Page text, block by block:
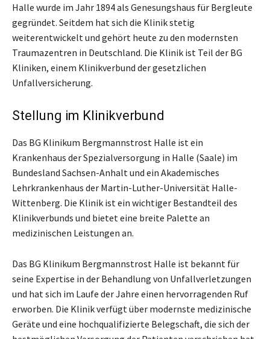
Halle wurde im Jahr 1894 als Genesungshaus für Bergleute
gegründet. Seitdem hat sich die Klinik stetig
weiterentwickelt und gehört heute zu den modernsten
Traumazentren in Deutschland. Die Klinik ist Teil der BG
Kliniken, einem Klinikverbund der gesetzlichen
Unfallversicherung.
Stellung im Klinikverbund
Das BG Klinikum Bergmannstrost Halle ist ein
Krankenhaus der Spezialversorgung in Halle (Saale) im
Bundesland Sachsen-Anhalt und ein Akademisches
Lehrkrankenhaus der Martin-Luther-Universität Halle-
Wittenberg. Die Klinik ist ein wichtiger Bestandteil des
Klinikverbunds und bietet eine breite Palette an
medizinischen Leistungen an.
Das BG Klinikum Bergmannstrost Halle ist bekannt für
seine Expertise in der Behandlung von Unfallverletzungen
und hat sich im Laufe der Jahre einen hervorragenden Ruf
erworben. Die Klinik verfügt über modernste medizinische
Geräte und eine hochqualifizierte Belegschaft, die sich der